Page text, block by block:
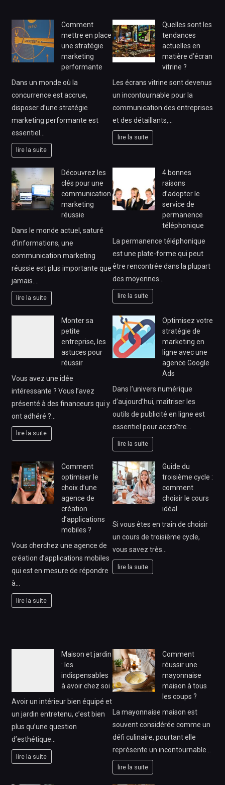
Comment
mettre en place
une stratégie
marketing
performante
Dans un monde où la
concurrence est accrue,
disposer d’une stratégie
marketing performante est
essentiel…
lire la suite
Quelles sont les
tendances
actuelles en
matière d’écran
vitrine ?
Les écrans vitrine sont devenus
un incontournable pour la
communication des entreprises
et des détaillants,…
lire la suite
Découvrez les
clés pour une
communication
marketing
réussie
Dans le monde actuel, saturé
d’informations, une
communication marketing
réussie est plus importante que
jamais.…
lire la suite
4 bonnes
raisons
d’adopter le
service de
permanence
téléphonique
La permanence téléphonique
est une plate-forme qui peut
être rencontrée dans la plupart
des moyennes…
lire la suite
Monter sa
petite
entreprise, les
astuces pour
réussir
Vous avez une idée
intéressante ? Vous l’avez
présenté à des financeurs qui y
ont adhéré ?…
lire la suite
Optimisez votre
stratégie de
marketing en
ligne avec une
agence Google
Ads
Dans l’univers numérique
d’aujourd’hui, maîtriser les
outils de publicité en ligne est
essentiel pour accroître…
lire la suite
Comment
optimiser le
choix d’une
agence de
création
d’applications
mobiles ?
Vous cherchez une agence de
création d’applications mobiles
qui est en mesure de répondre
à…
lire la suite
Guide du
troisième cycle :
comment
choisir le cours
idéal
Si vous êtes en train de choisir
un cours de troisième cycle,
vous savez très…
lire la suite
Maison et jardin
: les
indispensables
à avoir chez soi
Avoir un intérieur bien équipé et
un jardin entretenu, c’est bien
plus qu’une question
d’esthétique…
lire la suite
Comment
réussir une
mayonnaise
maison à tous
les coups ?
La mayonnaise maison est
souvent considérée comme un
défi culinaire, pourtant elle
représente un incontournable…
lire la suite